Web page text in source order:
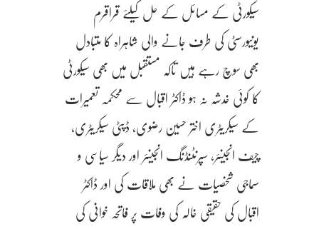
سیکورٹی کے مسائل کے حل کیلئے قراقرم
یونیورسٹی کی طرف جانے والی شاہراہ کا متبادل
بھی سوچ رہے ہیں تاکہ مستقبل میں بھی سیکورٹی
کا کوئی خدشہ نہ ہو ڈاکٹر اقبال سے محکمہ تعمیرات
کے سیکریٹری اختر حسین رضوی، ڈپٹی سیکریٹری،
چیف انجینئر، سپرنٹنڈنگ انجینئر اور دیگر سیاسی و
سماجی شخصیات نے بھی ملاقات کی اور ڈاکٹر
اقبال کی حقیقی خالہ کی وفات پر فاتحہ خوانی کی